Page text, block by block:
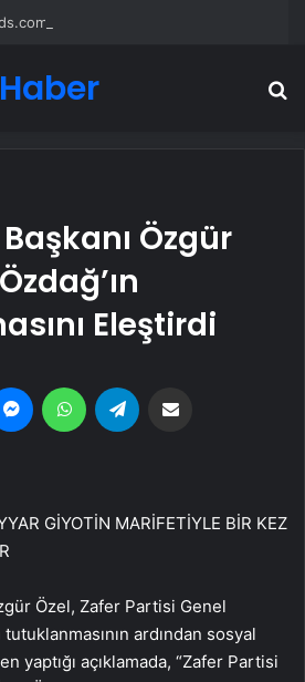
Özgür
Eleştirdi
MessengerWhatsApp
GİYOTİN MARİFETİYLE BİR KEZ
Özel, Zafer Partisi Genel
tutuklanmasının ardından sosyal
yaptığı açıklamada, “Zafer Partisi